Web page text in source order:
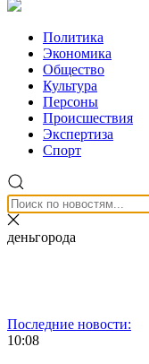
Политика
Экономика
Общество
Культура
Персоны
Происшествия
Экспертиза
Спорт
деньгорода
Последние новости:
10:08